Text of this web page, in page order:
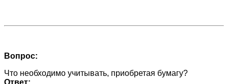
Вопрос:
Что необходимо учитывать, приобретая бумагу?
Ответ: